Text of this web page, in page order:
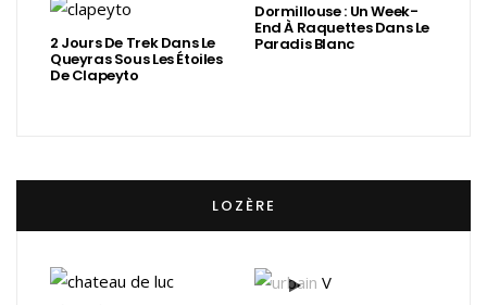
2 Jours De Trek Dans Le
Queyras Sous Les Étoiles
De Clapeyto
Dormillouse : Un Week-
End À Raquettes Dans Le
Paradis Blanc
LOZÈRE